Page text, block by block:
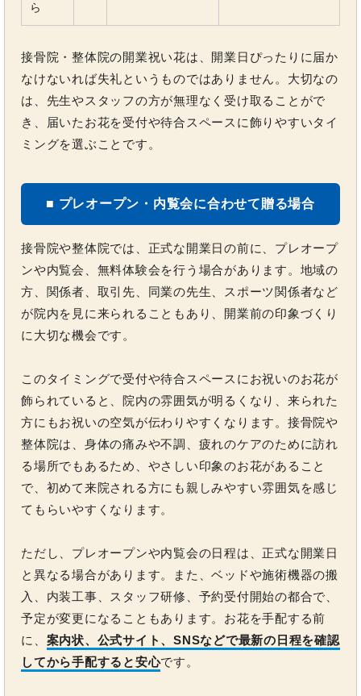
ら
接骨院・整体院の開業祝い花は、開業日ぴったりに届か
なけないれば失礼というものではありません。大切なの
は、先生やスタッフの方が無理なく受け取ることがで
き、届いたお花を受付や待合スペースに飾りやすいタイ
ミングを選ぶことです。
■ プレオープン・内覧会に合わせて贈る場合
接骨院や整体院では、正式な開業日の前に、プレオープ
ンや内覧会、無料体験会を行う場合があります。地域の
方、関係者、取引先、同業の先生、スポーツ関係者など
が院内を見に来られることもあり、開業前の印象づくり
に大切な機会です。
このタイミングで受付や待合スペースにお祝いのお花が
飾られていると、院内の雰囲気が明るくなり、来られた
方にもお祝いの空気が伝わりやすくなります。接骨院や
整体院は、身体の痛みや不調、疲れのケアのために訪れ
る場所でもあるため、やさしい印象のお花があること
で、初めて来院される方にも親しみやすい雰囲気を感じ
てもらいやすくなります。
ただし、プレオープンや内覧会の日程は、正式な開業日
と異なる場合があります。また、ベッドや施術機器の搬
入、内装工事、スタッフ研修、予約受付開始の都合で、
予定が変更になることもあります。お花を手配する前
に、 案内状、公式サイト、SNSなどで最新の日程を確認
してから手配すると安心です。